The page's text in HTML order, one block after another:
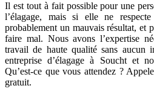
Il est tout à fait possible pour une
l’élagage, mais si elle ne
probablement un mauvais résultat, et
faire mal. Nous avons l’expertise
travail de haute qualité sans aucun
entreprise d’élagage à Soucht et
Qu’est-ce que vous attendez ?
gratuit.